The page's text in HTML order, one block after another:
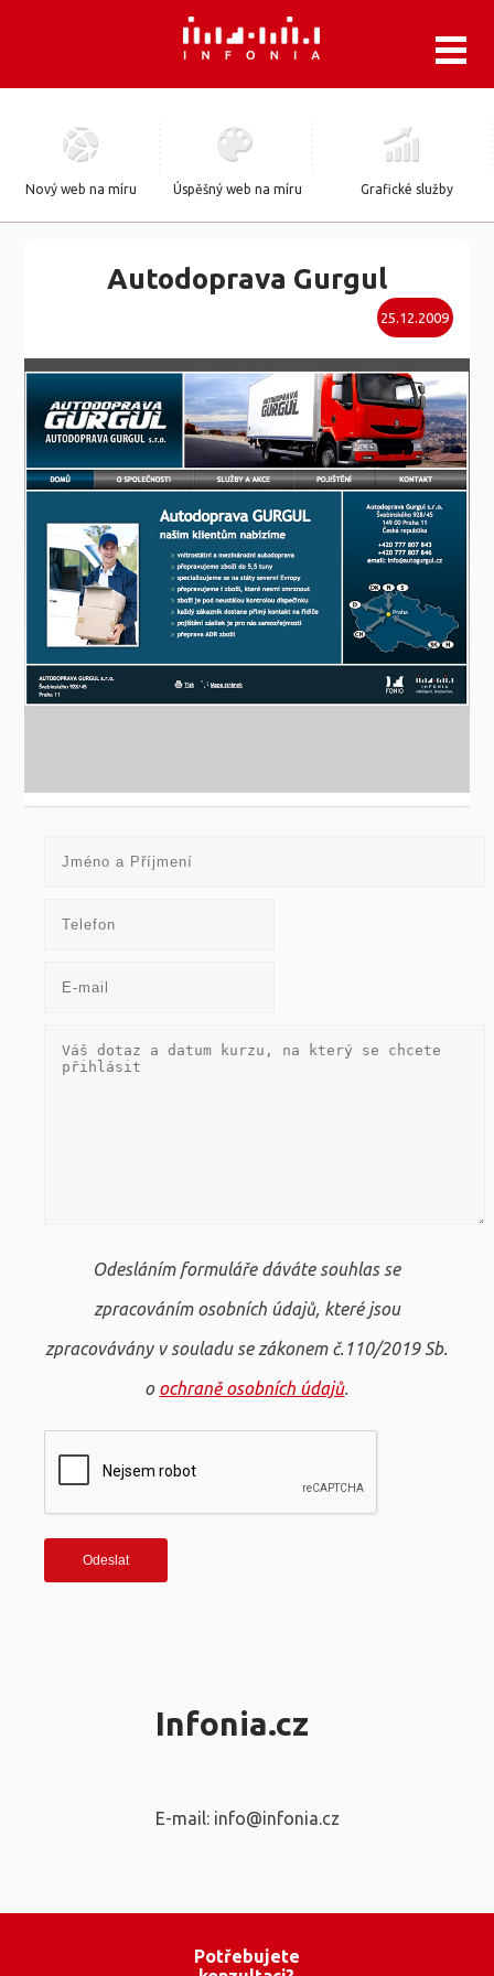
Autodoprava Gurgul
25.12.2009
Odesláním formuláře dáváte souhlas se
zpracováním osobních údajů, které jsou
zpracovávány v souladu se zákonem č.110/2019 Sb.
o ochraně osobních údajů.
Infonia.cz
E-mail: info@infonia.cz
Nový web na míru Úspěšný web na míru Grafické služby
Potřebujete